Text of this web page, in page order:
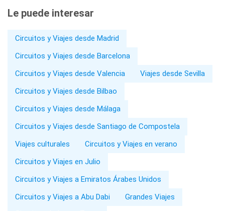
Le puede interesar
Circuitos y Viajes desde Madrid
Circuitos y Viajes desde Barcelona
Circuitos y Viajes desde Valencia
Viajes desde Sevilla
Circuitos y Viajes desde Bilbao
Circuitos y Viajes desde Málaga
Circuitos y Viajes desde Santiago de Compostela
Viajes culturales
Circuitos y Viajes en verano
Circuitos y Viajes en Julio
Circuitos y Viajes a Emiratos Árabes Unidos
Circuitos y Viajes a Abu Dabi
Grandes Viajes